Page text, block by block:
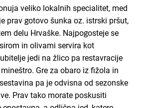
veliko lokalnih specialitet, med
prav gotovo šunka oz. istrski pršut,
delu Hrvaške. Najpogosteje se
in olivami servira kot
jedi na žlico pa restavracije
Gre za obaro iz fižola in
pa je odvisna od sezonske
Prav tako morate poskusiti